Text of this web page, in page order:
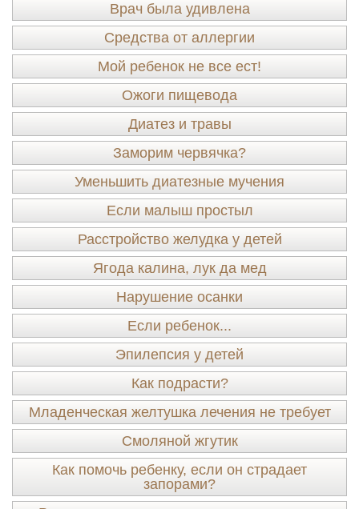
Врач была удивлена
Средства от аллергии
Мой ребенок не все ест!
Ожоги пищевода
Диатез и травы
Заморим червячка?
Уменьшить диатезные мучения
Если малыш простыл
Расстройство желудка у детей
Ягода калина, лук да мед
Нарушение осанки
Если ребенок...
Эпилепсия у детей
Как подрасти?
Младенческая желтушка лечения не требует
Смоляной жгутик
Как помочь ребенку, если он страдает
запорами?